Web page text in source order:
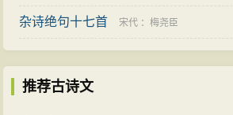
杂诗绝句十七首 宋代 ：梅尧臣
推荐古诗文